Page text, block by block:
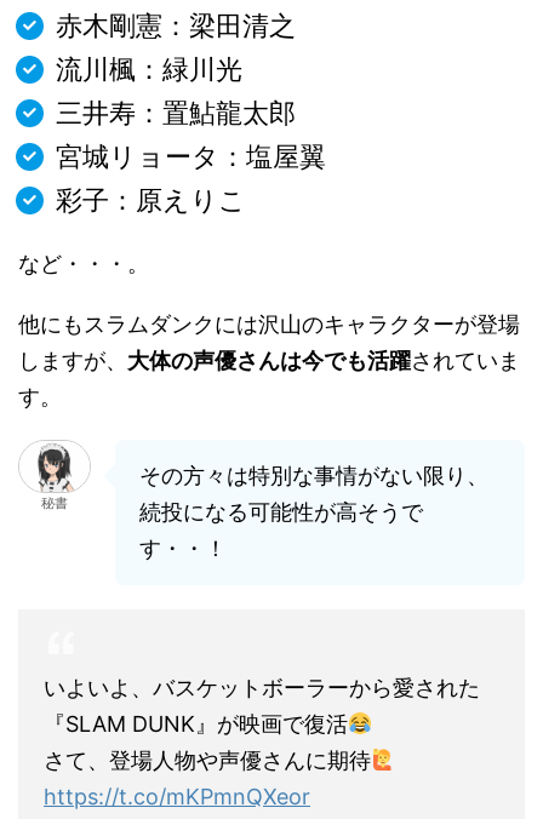
赤木剛憲：梁田清之
流川楓：緑川光
三井寿：置鮎龍太郎
宮城リョータ：塩屋翼
彩子：原えりこ
など・・・。
他にもスラムダンクには沢山のキャラクターが登場
しますが、 大体の声優さんは今でも活躍されていま
す。
秘書
その方々は特別な事情がない限り、
続投になる可能性が高そうで
す・・！
いよいよ、バスケットボーラーから愛された
『SLAM DUNK』が映画で復活
さて、登場人物や声優さんに期待
https://t.co/mKPmnQXeor